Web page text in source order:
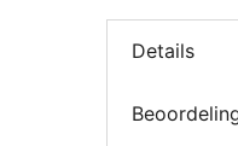
Details